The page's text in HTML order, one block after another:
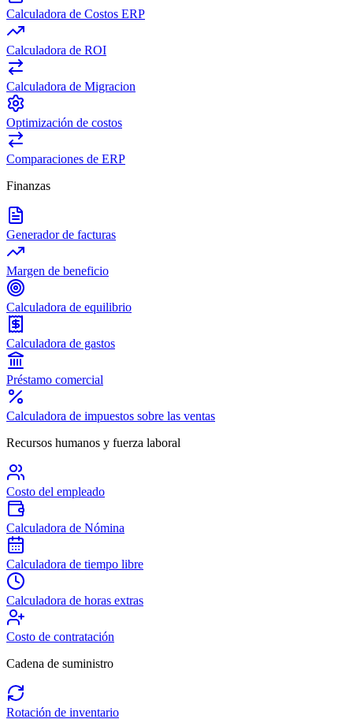
Calculadora de Costos ERP
Calculadora de ROI
Calculadora de Migracion
Optimización de costos
Comparaciones de ERP
Finanzas
Generador de facturas
Margen de beneficio
Calculadora de equilibrio
Calculadora de gastos
Préstamo comercial
Calculadora de impuestos sobre las ventas
Recursos humanos y fuerza laboral
Costo del empleado
Calculadora de Nómina
Calculadora de tiempo libre
Calculadora de horas extras
Costo de contratación
Cadena de suministro
Rotación de inventario